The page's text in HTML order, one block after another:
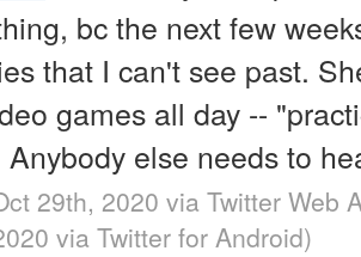
bc the next few
that I can't see past.
games all day --
Anybody else needs to
29th, 2020 via Twitter Web
via Twitter for Android)